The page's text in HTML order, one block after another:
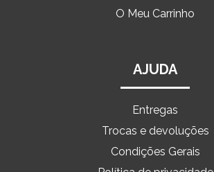
O Meu Carrinho
AJUDA
Entregas
Trocas e devoluções
Condições Gerais